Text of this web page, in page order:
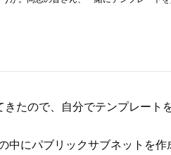
たので、自分でテンプレート
にパブリックサブネットを